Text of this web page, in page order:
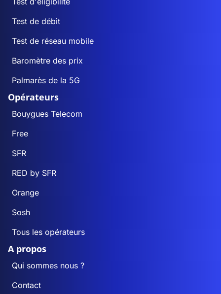
Test de débit
Test de réseau mobile
Baromètre des prix
Palmarès de la 5G
Opérateurs
Bouygues Telecom
Free
SFR
RED by SFR
Orange
Sosh
Tous les opérateurs
A propos
Qui sommes nous ?
Contact